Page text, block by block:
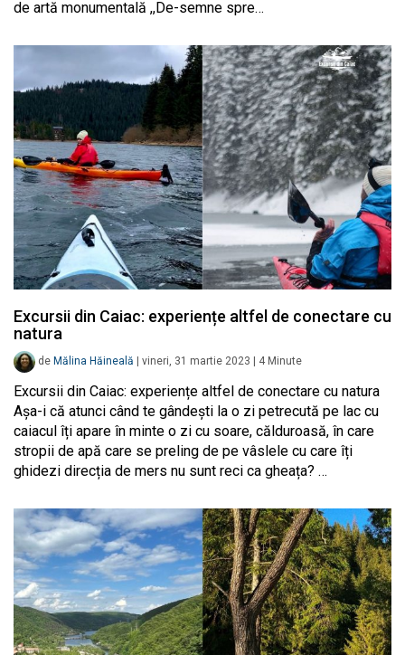
de artă monumentală ,,De-semne spre…
Excursii din Caiac: experiențe altfel de conectare cu
natura
de Mălina Hăineală vineri, 31 martie 2023 4 Minute
Excursii din Caiac: experiențe altfel de conectare cu natura
Așa-i că atunci când te gândești la o zi petrecută pe lac cu
caiacul îți apare în minte o zi cu soare, călduroasă, în care
stropii de apă care se preling de pe vâslele cu care îți
ghidezi direcția de mers nu sunt reci ca gheața? …